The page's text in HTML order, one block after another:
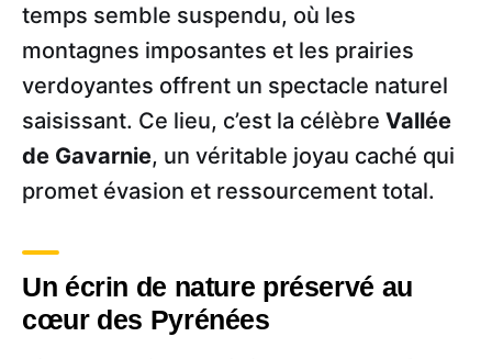
temps semble suspendu, où les
montagnes imposantes et les prairies
verdoyantes offrent un spectacle naturel
saisissant. Ce lieu, c’est la célèbre Vallée
de Gavarnie, un véritable joyau caché qui
promet évasion et ressourcement total.
Un écrin de nature préservé au
cœur des Pyrénées